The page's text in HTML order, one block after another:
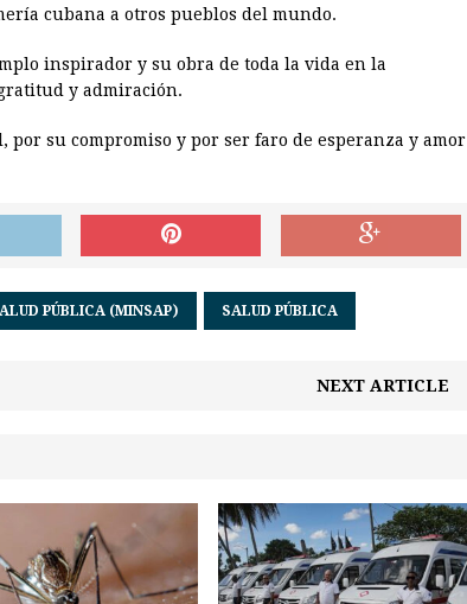
cubana a otros pueblos del mundo.
inspirador y su obra de toda la vida en la
y admiración.
su compromiso y por ser faro de esperanza y amor
PÚBLICA (MINSAP) SALUD PÚBLICA
NEXT ARTICLE